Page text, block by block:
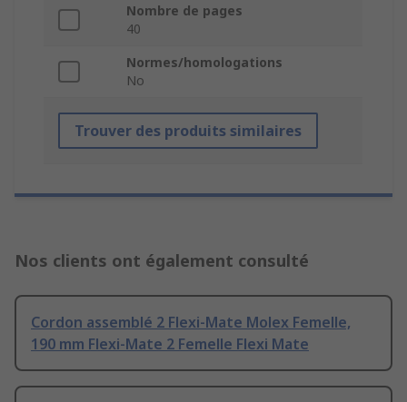
Nombre de pages
40
Normes/homologations
No
Trouver des produits similaires
Nos clients ont également consulté
Cordon assemblé 2 Flexi-Mate Molex Femelle,
190 mm Flexi-Mate 2 Femelle Flexi Mate